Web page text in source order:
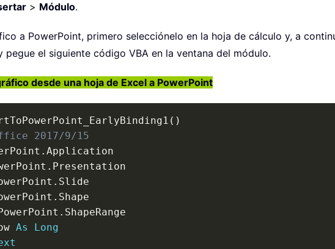
> Módulo.
a PowerPoint, primero selecciónelo en la hoja de cálculo y, a
pegue el siguiente código VBA en la ventana del módulo.
desde una hoja de Excel a PowerPoint
( )
2017/9/15
. Application
. Presentation
. Slide
. Shape
. ShapeRange
As
Long